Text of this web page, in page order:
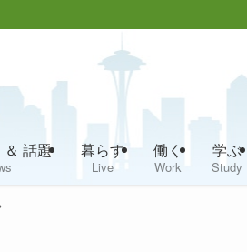
＆ 話題 暮らす
Live
働く
Work
学ぶ
Study